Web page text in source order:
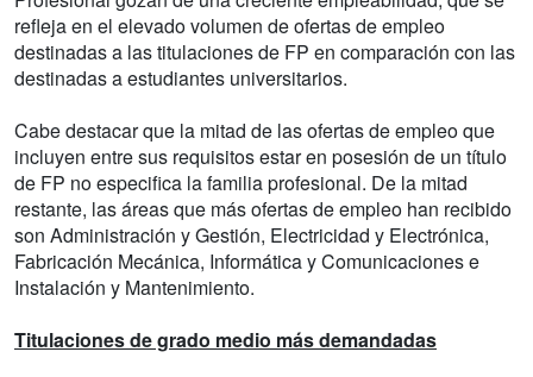
refleja en el elevado volumen de ofertas de empleo
destinadas a las titulaciones de FP en comparación con las
destinadas a estudiantes universitarios.
Cabe destacar que la mitad de las ofertas de empleo que
incluyen entre sus requisitos estar en posesión de un título
de FP no especifica la familia profesional. De la mitad
restante, las áreas que más ofertas de empleo han recibido
son Administración y Gestión, Electricidad y Electrónica,
Fabricación Mecánica, Informática y Comunicaciones e
Instalación y Mantenimiento.
Titulaciones de grado medio más demandadas